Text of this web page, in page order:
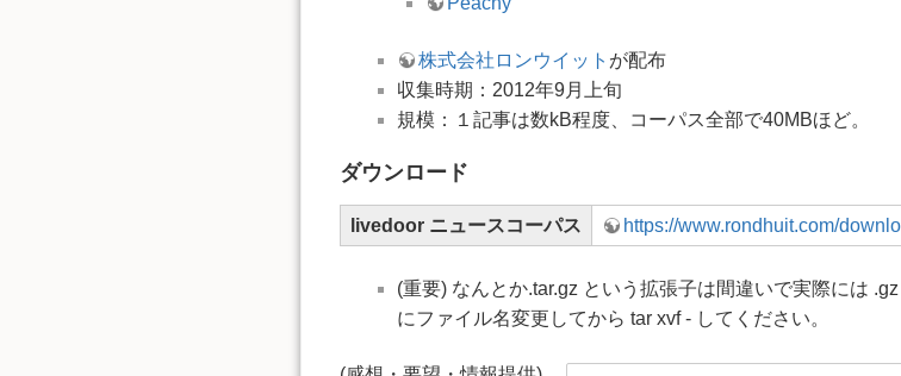
株式会社ロンウイット が配布
収集時期：2012年9月上旬
規模：１記事は数kB程度、コーパス全部で40MBほど。
ダウンロード
livedoor ニュースコーパス https://www.rondhuit.com/
(重要) なんとか.tar.gz という拡張子は間違いで実際には
にファイル名変更してから tar xvf - してください。